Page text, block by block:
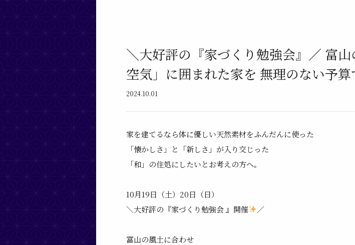
＼大好評の『家づくり勉強会』／ 富
空気」に囲まれた家を 無理のない予算
2024.10.01
家を建てるなら体に優しい天然素材をふんだんに使った
「懐かしさ」と「新しさ」が入り交じった
「和」の住処にしたいとお考えの方へ。
10月19日 （土）20日（日）
＼大好評の『家づくり勉強会 』開催
／
富山の風土に合わせ